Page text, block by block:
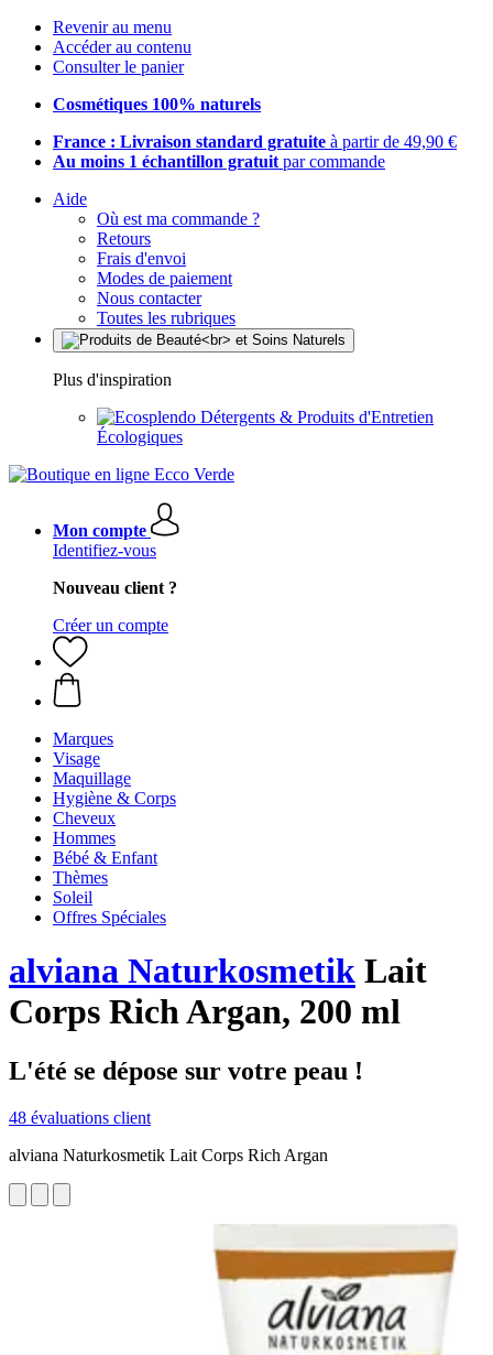
Revenir au menu
Accéder au contenu
Consulter le panier
Cosmétiques 100% naturels
France : Livraison standard gratuite à partir de 49,90 €
Au moins 1 échantillon gratuit par commande
Aide
Où est ma commande ?
Retours
Frais d'envoi
Modes de paiement
Nous contacter
Toutes les rubriques
Plus d'inspiration
Détergents & Produits d'Entretien
Écologiques
Mon compte
Identifiez-vous
Nouveau client ?
Créer un compte
Marques
Visage
Maquillage
Hygiène & Corps
Cheveux
Hommes
Bébé & Enfant
Thèmes
Soleil
Offres Spéciales
alviana Naturkosmetik Lait
Corps Rich Argan, 200 ml
L'été se dépose sur votre peau !
48 évaluations client
alviana Naturkosmetik Lait Corps Rich Argan